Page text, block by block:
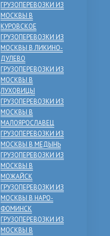
ГРУЗОПЕРЕВОЗКИ ИЗ
МОСКВЫ В
КУРОВСКОЕ
ГРУЗОПЕРЕВОЗКИ ИЗ
МОСКВЫ В ЛИКИНО-
ДУЛЕВО
ГРУЗОПЕРЕВОЗКИ ИЗ
МОСКВЫ В
ЛУХОВИЦЫ
ГРУЗОПЕРЕВОЗКИ ИЗ
МОСКВЫ В
МАЛОЯРОСЛАВЕЦ
ГРУЗОПЕРЕВОЗКИ ИЗ
МОСКВЫ В МЕДЫНЬ
ГРУЗОПЕРЕВОЗКИ ИЗ
МОСКВЫ В
МОЖАЙСК
ГРУЗОПЕРЕВОЗКИ ИЗ
МОСКВЫ В НАРО-
ФОМИНСК
ГРУЗОПЕРЕВОЗКИ ИЗ
МОСКВЫ В